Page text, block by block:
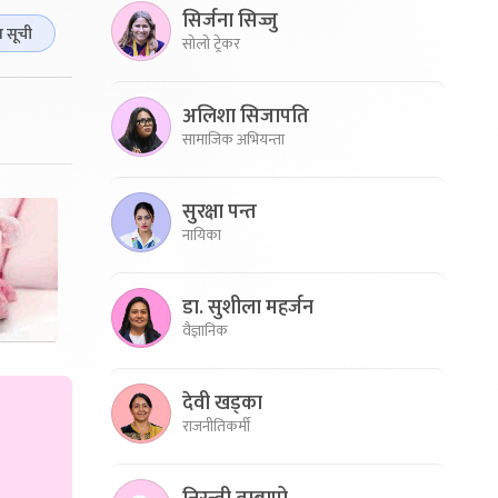
सूची सिर्जना सिज्जु
सोलो ट्रेकर
अलिशा सिजापति
सामाजिक अभियन्ता
सुरक्षा पन्त
नायिका
डा. सुशीला महर्जन
वैज्ञानिक
देवी खड्का
राजनीतिकर्मी